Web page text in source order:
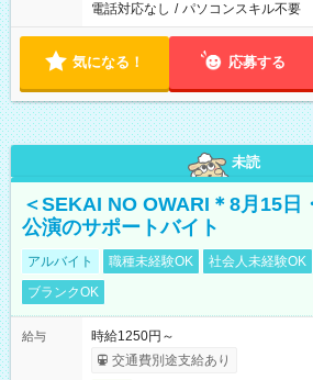
電話対応なし / パソコンスキル不要
気になる！ 応募する
未読
＜SEKAI NO OWARI＊8月15日
公演のサポートバイト
アルバイト 職種未経験OK 社会人未経験OK
ブランクOK
給与
時給1250円～
交通費別途支給あり